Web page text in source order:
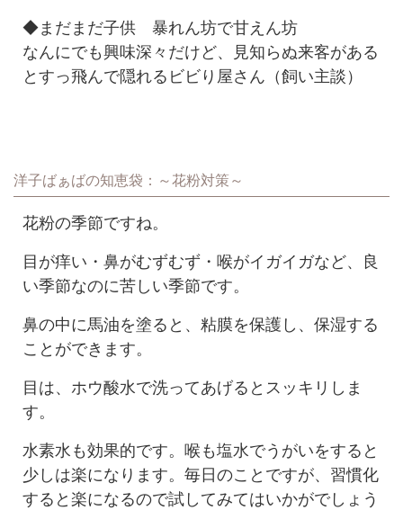
◆まだまだ子供 暴れん坊で甘えん坊
なんにでも興味深々だけど、見知らぬ来客がある
とすっ飛んで隠れるビビり屋さん（飼い主談）
洋子ばぁばの知恵袋：～花粉対策～
花粉の季節ですね。
目が痒い・鼻がむずむず・喉がイガイガなど、良
い季節なのに苦しい季節です。
鼻の中に馬油を塗ると、粘膜を保護し、保湿する
ことができます。
目は、ホウ酸水で洗ってあげるとスッキリしま
す。
水素水も効果的です。喉も塩水でうがいをすると
少しは楽になります。毎日のことですが、習慣化
すると楽になるので試してみてはいかがでしょう